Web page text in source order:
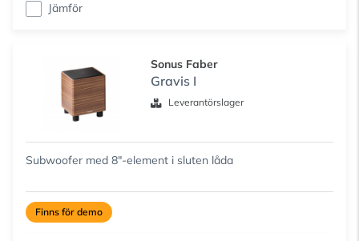
Jämför
Sonus Faber
Gravis I
Leverantörslager
Subwoofer med 8"-element i sluten låda
Finns för demo